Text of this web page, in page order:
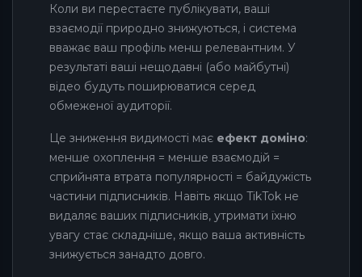
Коли ви перестаєте публікувати, ваші
взаємодії природно знижуються, і система
вважає ваш профіль менш релевантним. У
результаті ваші нещодавні (або майбутні)
відео будуть поширюватися серед
обмеженої аудиторії.
Це зниження видимості має ефект доміно:
менше охоплення = менше взаємодій =
сприйнята втрата популярності = байдужість
частини підписників. Навіть якщо TikTok не
видаляє ваших підписників, утримати їхню
увагу стає складніше, якщо ваша активність
знижується занадто довго.